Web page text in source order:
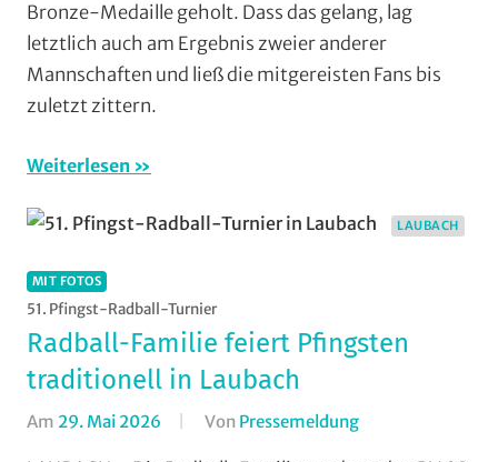
Radball,
RV
Laubach ,
Bronze-Medaille geholt. Dass das gelang, lag
letztlich auch am Ergebnis zweier anderer
Mannschaften und ließ die mitgereisten Fans bis
zuletzt zittern.
Weiterlesen
LAUBACH
MIT FOTOS
51. Pfingst-Radball-Turnier
Radball-Familie feiert Pfingsten
traditionell in Laubach
Am 29. Mai 2026 Von Pressemeldung